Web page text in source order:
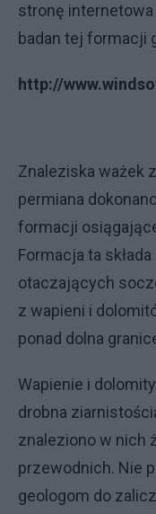
stronę
badan tej formacji
http://
Znaleziska ważek
permiana
formacji
Formacja ta
otaczających
z wapieni i
ponad dolna
Wapienie i
drobna
znaleziono w nich
przewodnich. Nie
geologom do